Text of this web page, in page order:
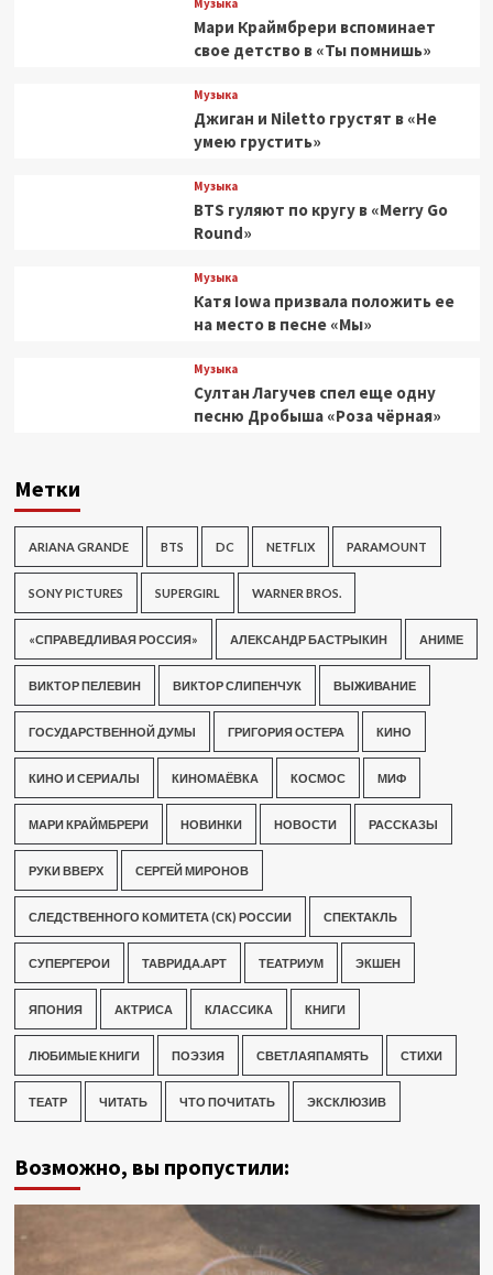
Музыка
Мари Краймбрери вспоминает
свое детство в «Ты помнишь»
Музыка
Джиган и Niletto грустят в «Не
умею грустить»
Музыка
BTS гуляют по кругу в «Merry Go
Round»
Музыка
Катя Iowa призвала положить ее
на место в песне «Мы»
Музыка
Султан Лагучев спел еще одну
песню Дробыша «Роза чёрная»
Метки
ARIANA GRANDE BTS DC NETFLIX PARAMOUNT
SONY PICTURES SUPERGIRL WARNER BROS.
«СПРАВЕДЛИВАЯ РОССИЯ» АЛЕКСАНДР БАСТРЫКИН АНИМЕ
ВИКТОР ПЕЛЕВИН ВИКТОР СЛИПЕНЧУК ВЫЖИВАНИЕ
ГОСУДАРСТВЕННОЙ ДУМЫ ГРИГОРИЯ ОСТЕРА КИНО
КИНО И СЕРИАЛЫ КИНОМАЁВКА КОСМОС МИФ
МАРИ КРАЙМБРЕРИ НОВИНКИ НОВОСТИ РАССКАЗЫ
РУКИ ВВЕРХ СЕРГЕЙ МИРОНОВ
СЛЕДСТВЕННОГО КОМИТЕТА (СК) РОССИИ СПЕКТАКЛЬ
СУПЕРГЕРОИ ТАВРИДА.АРТ ТЕАТРИУМ ЭКШЕН
ЯПОНИЯ АКТРИСА КЛАССИКА КНИГИ
ЛЮБИМЫЕ КНИГИ ПОЭЗИЯ СВЕТЛАЯПАМЯТЬ СТИХИ
ТЕАТР ЧИТАТЬ ЧТО ПОЧИТАТЬ ЭКСКЛЮЗИВ
Возможно, вы пропустили: